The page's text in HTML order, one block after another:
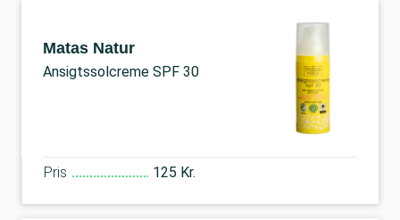
Matas Natur
Ansigtssolcreme SPF 30
Pris 125 Kr.